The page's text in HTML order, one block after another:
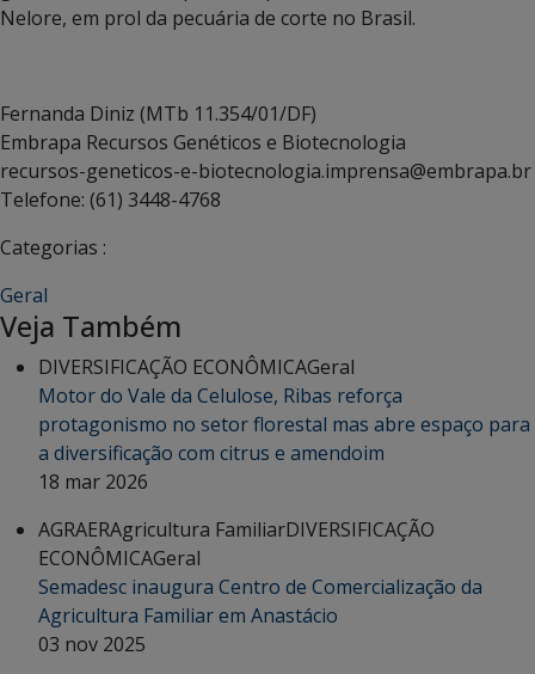
Nelore, em prol da pecuária de corte no Brasil.
Fernanda Diniz (MTb 11.354/01/DF)
Embrapa Recursos Genéticos e Biotecnologia
recursos-geneticos-e-biotecnologia.imprensa@embrapa.br
Telefone: (61) 3448-4768
Categorias :
Geral
Veja Também
DIVERSIFICAÇÃO ECONÔMICAGeral
Motor do Vale da Celulose, Ribas reforça
protagonismo no setor florestal mas abre espaço para
a diversificação com citrus e amendoim
18 mar 2026
AGRAERAgricultura FamiliarDIVERSIFICAÇÃO
ECONÔMICAGeral
Semadesc inaugura Centro de Comercialização da
Agricultura Familiar em Anastácio
03 nov 2025